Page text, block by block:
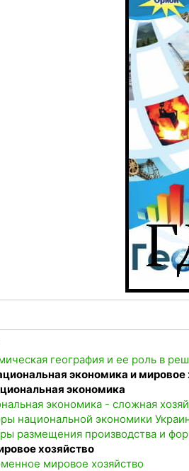
география и ее роль в
экономика и мировое
экономика
экономика - сложная
национальной экономики
размещения производства и
хозяйство
мировое хозяйство